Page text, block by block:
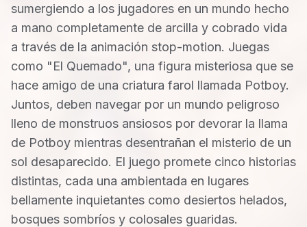
sumergiendo a los jugadores en un mundo hecho
a mano completamente de arcilla y cobrado vida
a través de la animación stop-motion. Juegas
como "El Quemado", una figura misteriosa que se
hace amigo de una criatura farol llamada Potboy.
Juntos, deben navegar por un mundo peligroso
lleno de monstruos ansiosos por devorar la llama
de Potboy mientras desentrañan el misterio de un
sol desaparecido. El juego promete cinco historias
distintas, cada una ambientada en lugares
bellamente inquietantes como desiertos helados,
bosques sombríos y colosales guaridas.